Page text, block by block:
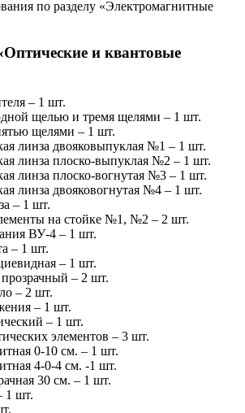
по разделу «Электромагнитные
и квантовые
– 1 шт.
щелью и тремя щелями – 1 шт.
щелями – 1 шт.
линза двояковыпуклая №1 – 1 шт.
линза плоско-выпуклая №2 – 1 шт.
линза плоско-вогнутая №3 – 1 шт.
линза двояковогнутая №4 – 1 шт.
– 1 шт.
на стойке №1, №2 – 2 шт.
ВУ-4 – 1 шт.
– 1 шт.
– 1 шт.
– 2 шт.
– 2 шт.
– 1 шт.
– 1 шт.
элементов – 3 шт.
0-10 см. – 1 шт.
4-0-4 см. -1 шт.
30 см. – 1 шт.
1 шт.